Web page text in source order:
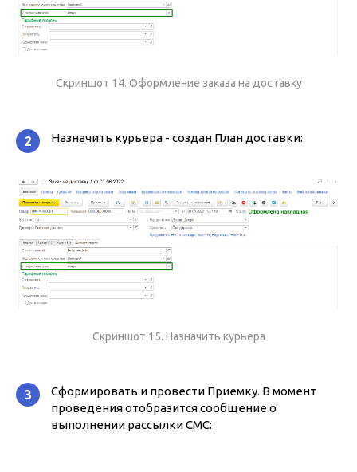
Скриншот 14. Оформление заказа на доставку
2 Назначить курьера - создан План доставки:
Скриншот 15. Назначить курьера
3
Сформировать и провести Приемку. В момент
проведения отобразится сообщение о
выполнении рассылки СМС: